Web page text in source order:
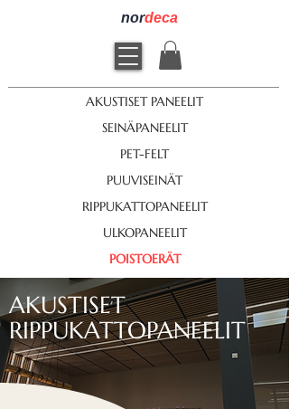
nordeca
AKUSTISET PANEELIT
SEINÄPANEELIT
PET-FELT
PUUVISEINÄT
RIPPUKATTOPANEELIT
ULKOPANEELIT
POISTOERÄT
AKUSTISET
RIPPUKATTOPANEELIT